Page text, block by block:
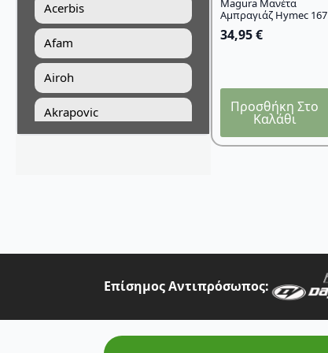
Acerbis
Afam
Airoh
Akrapovic
Art Moto
Auvray
Magura Μανέτα
Αμπραγιάζ Hymec 167
34,95€
Προσθήκη Στο
Καλάθι
Επίσημος Αντιπρόσωπος: